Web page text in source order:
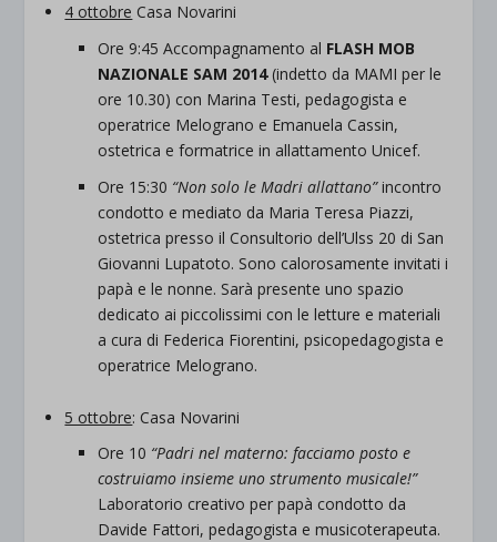
4 ottobre Casa Novarini
Ore 9:45 Accompagnamento al FLASH MOB
NAZIONALE SAM 2014(indetto da MAMI per le
ore 10.30) con Marina Testi, pedagogista e
operatrice Melograno e Emanuela Cassin,
ostetrica e formatrice in allattamento Unicef.
Ore 15:30 “Non solo le Madri allattano”incontro
condotto e mediato da Maria Teresa Piazzi,
ostetrica presso il Consultorio dell’Ulss 20 di San
Giovanni Lupatoto. Sono calorosamente invitati i
papà e le nonne. Sarà presente uno spazio
dedicato ai piccolissimi con le letture e materiali
a cura di Federica Fiorentini, psicopedagogista e
operatrice Melograno.
5 ottobre: Casa Novarini
Ore 10 “Padri nel materno: facciamo posto e
costruiamo insieme uno strumento musicale!”
Laboratorio creativo per papà condotto da
Davide Fattori, pedagogista e musicoterapeuta.